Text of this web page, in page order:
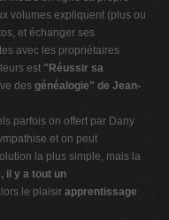
volumes expliquent (plus ou
et échanger ses
avec les propriétaires
est "Réussir sa
des généalogie" de Jean-
parfois on offert par Dany
et on peut
la plus simple, mais la
il y a tout un
le plaisir apprentissage